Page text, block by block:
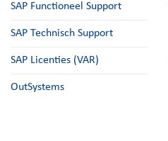
SAP Functioneel Support
SAP Technisch Support
SAP Licenties (VAR)
OutSystems